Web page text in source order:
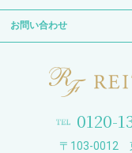
お問い合わせ
0120-
〒103-0012